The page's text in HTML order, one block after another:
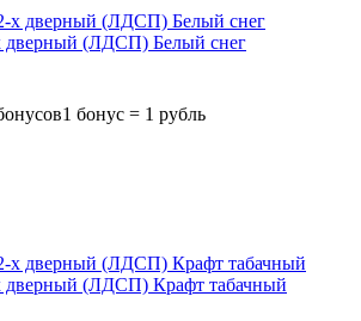
дверный (ЛДСП) Белый снег
1 бонус = 1 рубль
дверный (ЛДСП) Крафт табачный